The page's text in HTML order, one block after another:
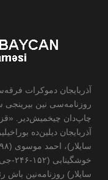
آذربایجان دموکرات
چاپ‌دان چیخمیش‌دیر.
سایلار) روزنامه‌نین باش